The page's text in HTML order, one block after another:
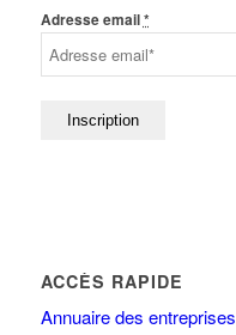
Adresse email*
ACCÈS RAPIDE
Annuaire des entreprises